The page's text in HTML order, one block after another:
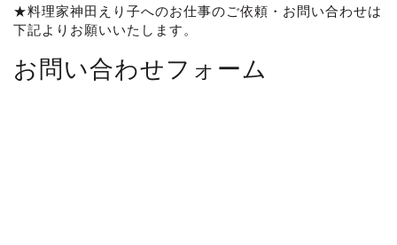
★料理家神田えり子へのお仕事のご依頼・お問い合わせは
下記よりお願いいたします。
お問い合わせフォーム